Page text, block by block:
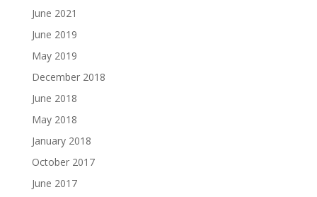
June 2021
June 2019
May 2019
December 2018
June 2018
May 2018
January 2018
October 2017
June 2017